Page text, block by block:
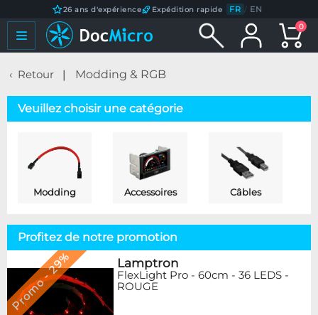
26 ans d'expérience Expédition rapide FR / EN
0
Retour Modding & RGB
Veuillez choisir une catégorie
Modding Accessoires Câbles
Profitez de notre promotion
Promo - 29% Lamptron
FlexLight Pro - 60cm - 36 LEDS -
ROUGE